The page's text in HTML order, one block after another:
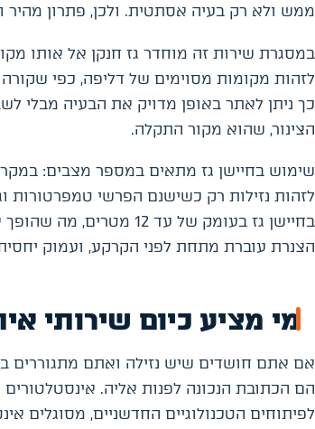
ממש ולא רק בעיה אסתטית. ולכן, פתרון
במסגרת שירות זה מוחדר גז חנקן אל אותו
לזהות מקומות מסוימים של דליפה, כפי
כך ניתן לאתר באופן מדויק את הבעיה מבלי
הצינור, שהוא מקור התקלה.
שימוש בחיישן גז מתאים במספר מצבים:
לזהות נזילות רק כשישנם הפרשי
בחיישן גז בעומק של
הצנרת עוברת מתחת לפני הקרקע, ועמוק
מי מציע כיום שירותי
אם אתם חושדים שיש נזילה ואתם מתגוררים
הם הכתובת הנכונה לפנות אליה.
לפיתוחים הטכנולוגיים החדשניים, מסוגלים